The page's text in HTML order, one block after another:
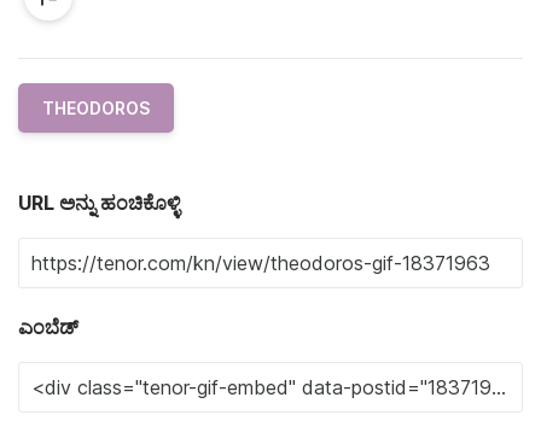
THEODOROS
URL ಅನ್ನು ಹಂಚಿಕೊಳ್ಳಿ
ಎಂಬೆಡ್